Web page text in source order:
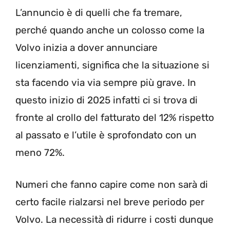
L’annuncio è di quelli che fa tremare,
perché quando anche un colosso come la
Volvo inizia a dover annunciare
licenziamenti, significa che la situazione si
sta facendo via via sempre più grave. In
questo inizio di 2025 infatti ci si trova di
fronte al crollo del fatturato del 12% rispetto
al passato e l’utile è sprofondato con un
meno 72%.
Numeri che fanno capire come non sarà di
certo facile rialzarsi nel breve periodo per
Volvo. La necessità di ridurre i costi dunque